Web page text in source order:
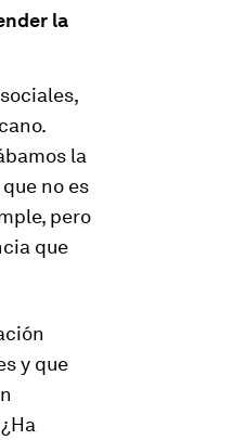
la
la
no es
pero
que
y que